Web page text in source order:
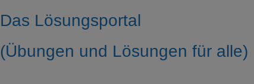
Das Lösungsportal
(Übungen und Lösungen für alle)